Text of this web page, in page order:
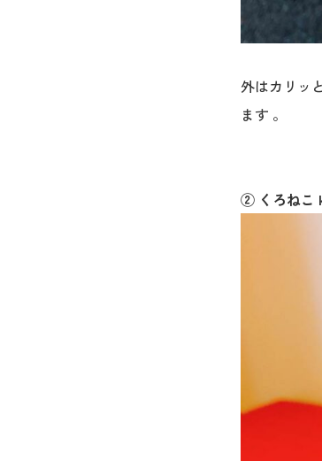
外はカリッ
ます 。
② くろねこ